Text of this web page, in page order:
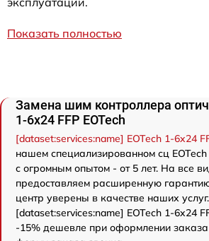
Показать полностью
Замена шим контроллера
1-6x24 FFP EOTech
[dataset:services:name] EOTech 1-6x24
нашем специализированном сц
с огромным опытом - от 5 лет. На все
предоставляем расширенную
центр уверены в качестве наших услуг.
[dataset:services:name] EOTech 1-6x24
-15% дешевле при оформлении заказа